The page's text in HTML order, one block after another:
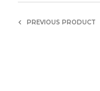
PREVIOUS PRODUCT